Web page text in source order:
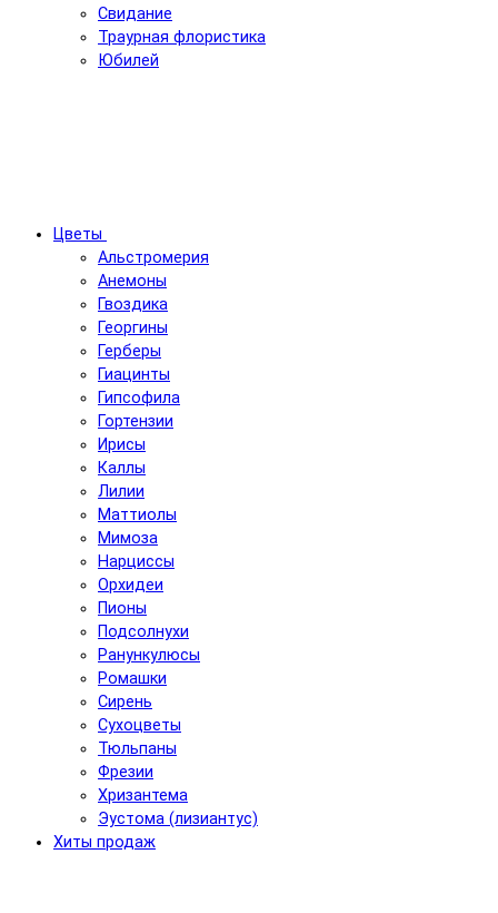
Свидание
Траурная флористика
Юбилей
Цветы
Альстромерия
Анемоны
Гвоздика
Георгины
Герберы
Гиацинты
Гипсофила
Гортензии
Ирисы
Каллы
Лилии
Маттиолы
Мимоза
Нарциссы
Орхидеи
Пионы
Подсолнухи
Ранункулюсы
Ромашки
Сирень
Сухоцветы
Тюльпаны
Фрезии
Хризантема
Эустома (лизиантус)
Хиты продаж